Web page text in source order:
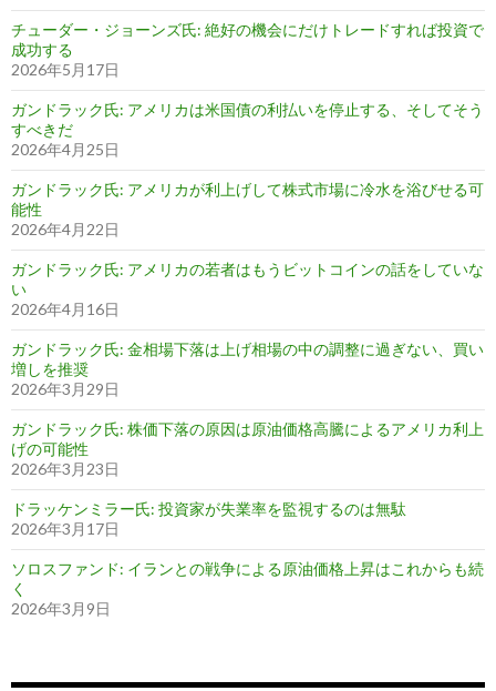
チューダー・ジョーンズ氏: 絶好の機会にだけトレードすれば投資で
成功する
2026年5月17日
ガンドラック氏: アメリカは米国債の利払いを停止する、そしてそう
すべきだ
2026年4月25日
ガンドラック氏: アメリカが利上げして株式市場に冷水を浴びせる可
能性
2026年4月22日
ガンドラック氏: アメリカの若者はもうビットコインの話をしていな
い
2026年4月16日
ガンドラック氏: 金相場下落は上げ相場の中の調整に過ぎない、買い
増しを推奨
2026年3月29日
ガンドラック氏: 株価下落の原因は原油価格高騰によるアメリカ利上
げの可能性
2026年3月23日
ドラッケンミラー氏: 投資家が失業率を監視するのは無駄
2026年3月17日
ソロスファンド: イランとの戦争による原油価格上昇はこれからも続
く
2026年3月9日